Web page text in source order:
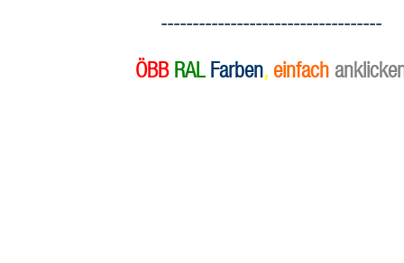
-----------------------------------
ÖBB RAL Farben, einfach